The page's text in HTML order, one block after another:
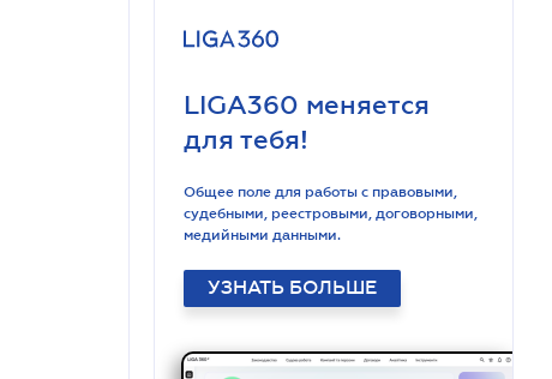
LIGA360 меняется
для тебя!
Общее поле для работы с правовыми,
судебными, реестровыми, договорными,
медийными данными.
УЗНАТЬ БОЛЬШЕ